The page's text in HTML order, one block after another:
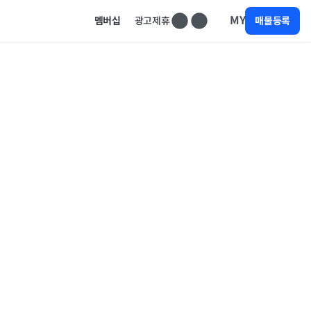
멤버십 광고제휴 MY 매물등록